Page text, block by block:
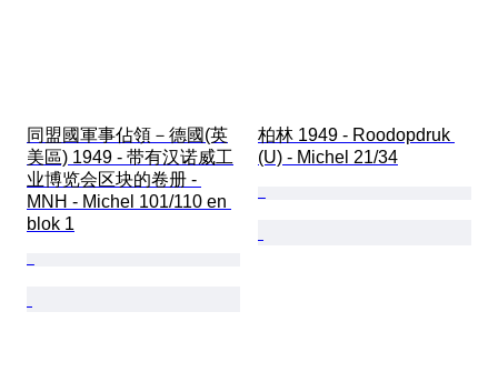
同盟國軍事佔領－德國(英
美區) 1949 - 带有汉诺威工
业博览会区块的卷册 -
MNH - Michel 101/110 en
blok 1
柏林 1949 - Roodopdruk
(U) - Michel 21/34